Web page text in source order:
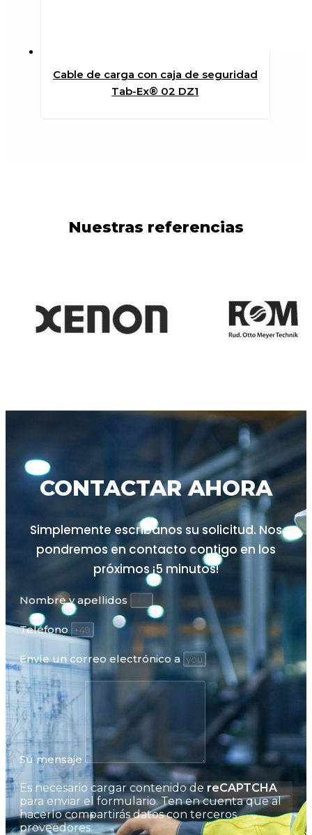
Cable de carga con caja de seguridad
Tab-Ex® 02 DZ1
Nuestras referencias
CONTACTAR AHORA
Simplemente escríbanos su solicitud. Nos
pondremos en contacto contigo en los
próximos ¡5 minutos!
Nombre y apellidos
Teléfono
Envíe un correo electrónico a
Su mensaje
Es necesario cargar contenido de reCAPTCHA
para enviar el formulario. Ten en cuenta que al
hacerlo compartirás datos con terceros
proveedores.